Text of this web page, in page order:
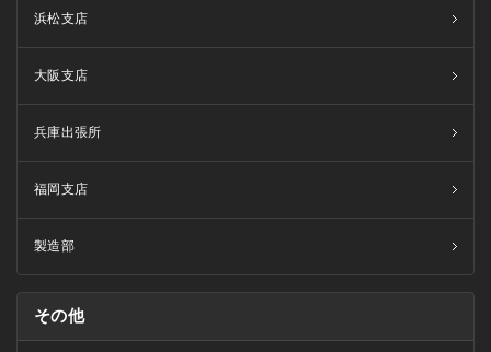
浜松支店
大阪支店
兵庫出張所
福岡支店
製造部
その他